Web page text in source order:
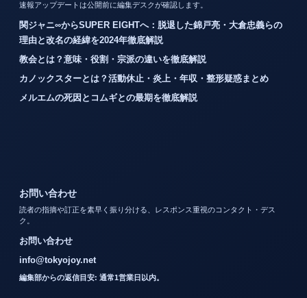
速報アップデートは公開前に編集デスクが確認します。
関ジャニ∞からSUPER EIGHTへ：脱退した錦戸亮・大倉忠義らの
理由と改名の経緯を2024年徹底解説
教会とは？意味・役割・宗派の違いを徹底解説
カノックスターとは？活動休止・炎上・年収・整形疑惑まとめ
メルエムの死因とコムギとの最期を徹底解説
お問い合わせ
読者の指摘や訂正を素早く振り分ける、レスポンス重視のコンタクト・デス
ク。
お問い合わせ
info@tokyojoy.net
編集部からの返信目安: 通常1営業日以内。